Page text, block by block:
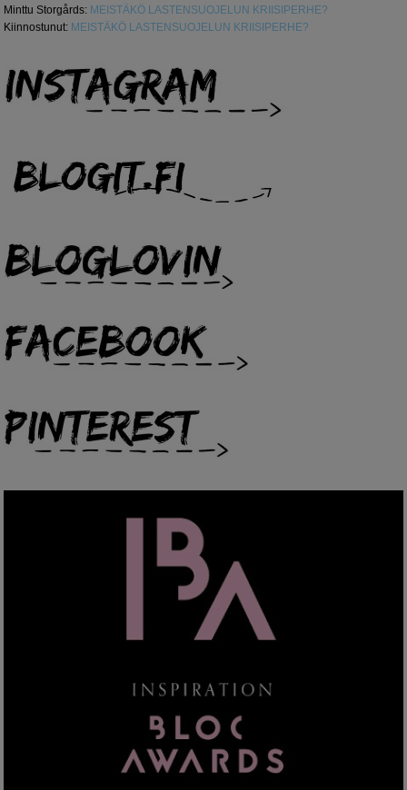
Minttu Storgårds: MEISTÄKÖ LASTENSUOJELUN KRIISIPERHE?
Kiinnostunut: MEISTÄKÖ LASTENSUOJELUN KRIISIPERHE?